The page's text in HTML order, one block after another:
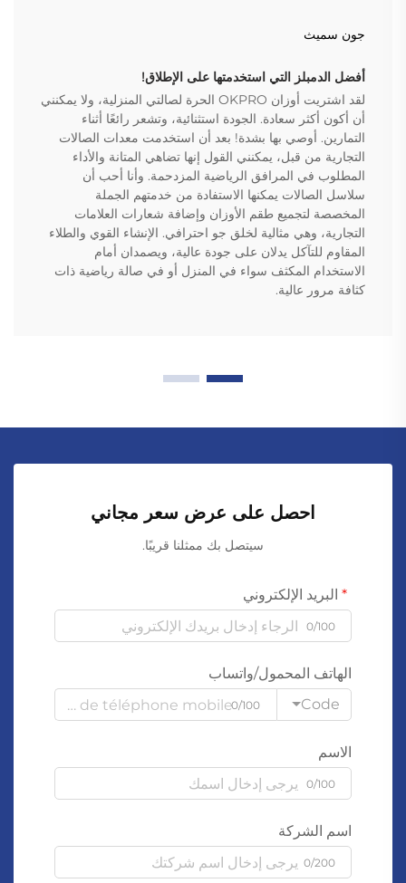
جون سميث
أفضل الدمبلز التي استخدمتها على الإطلاق!
لقد اشتريت أوزان OKPRO الحرة لصالتي المنزلية، ولا يمكنني
أن أكون أكثر سعادة. الجودة استثنائية، وتشعر رائعًا أثناء
التمارين. أوصي بها بشدة! بعد أن استخدمت معدات الصالات
التجارية من قبل، يمكنني القول إنها تضاهي المتانة والأداء
المطلوب في المرافق الرياضية المزدحمة. وأنا أحب أن
سلاسل الصالات يمكنها الاستفادة من خدمتهم الجملة
المخصصة لتجميع طقم الأوزان وإضافة شعارات العلامات
التجارية، وهي مثالية لخلق جو احترافي. الإنشاء القوي والطلاء
المقاوم للتآكل يدلان على جودة عالية، ويصمدان أمام
الاستخدام المكثف سواء في المنزل أو في صالة رياضية ذات
كثافة مرور عالية.
احصل على عرض سعر مجاني
سيتصل بك ممثلنا قريبًا.
البريد الإلكتروني
0/100
الهاتف المحمول/واتساب
Code
0/100
الاسم
0/100
اسم الشركة
0/200